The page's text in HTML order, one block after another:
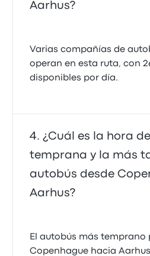
Aarhus?
Varias compañías de
operan en esta ruta, con
disponibles por día.
¿Cuál es la hora
temprana y la más
autobús desde
Aarhus?
El autobús más temprano
Copenhague hacia Aarhus